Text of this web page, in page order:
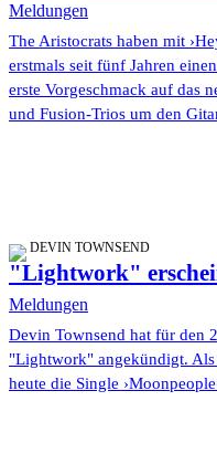
Meldungen
The Aristocrats haben mit
erstmals seit fünf Jahren
erste Vorgeschmack auf das
und Fusion-Trios um den
DEVIN TOWNSEND
"Lightwork"
Meldungen
Devin Townsend hat für den
"Lightwork" angekündigt. Als
heute die Single